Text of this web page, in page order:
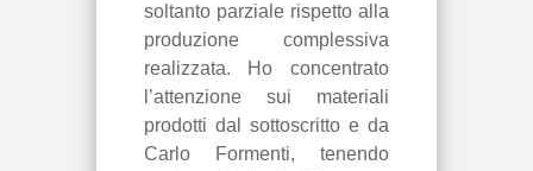
soltanto parziale rispetto alla
produzione complessiva
realizzata. Ho concentrato
l’attenzione sui materiali
prodotti dal sottoscritto e da
Carlo Formenti, tenendo